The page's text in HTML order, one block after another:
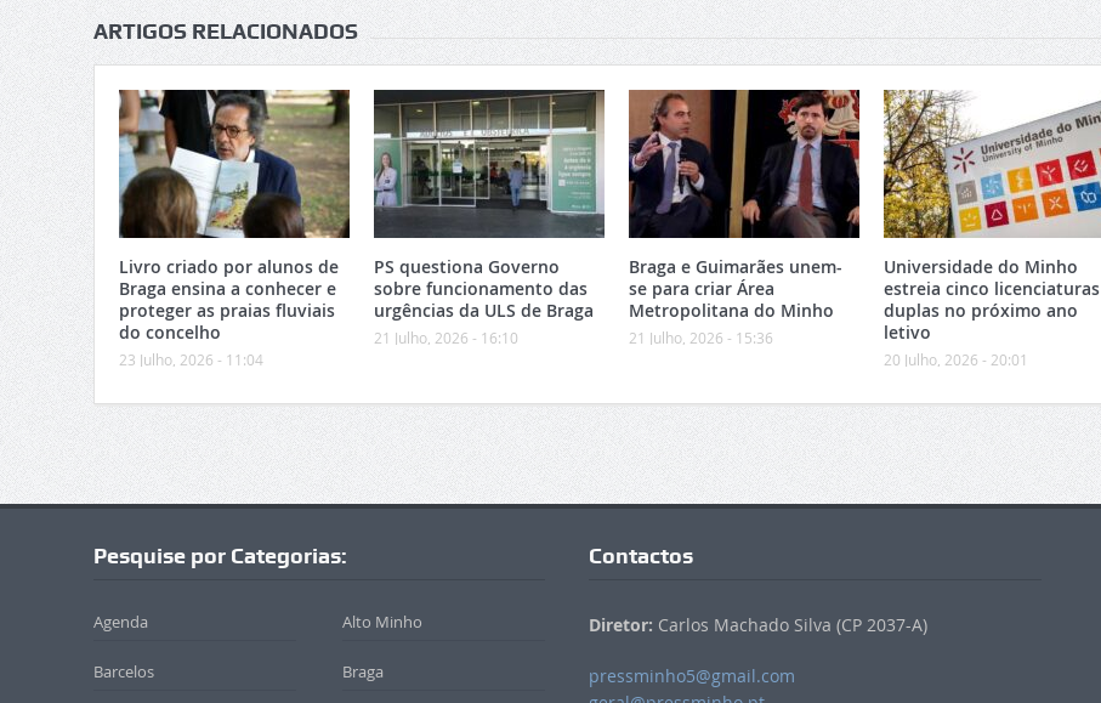
ARTIGOS RELACIONADOS
Livro criado por alunos de
Braga ensina a conhecer e
proteger as praias fluviais
do concelho
23 Julho, 2026 - 11:04
PS questiona Governo
sobre funcionamento das
urgências da ULS de Braga
21 Julho, 2026 - 16:10
Braga e Guimarães unem-
se para criar Área
Metropolitana do Minho
21 Julho, 2026 - 15:36
Universidade do Minho
estreia cinco licenciaturas
duplas no próximo ano
letivo
20 Julho, 2026 - 20:01
Pesquise por Categorias:
Agenda Alto Minho
Barcelos Braga
Contactos
Diretor: Carlos Machado Silva (CP 2037-A)
pressminho5@gmail.com